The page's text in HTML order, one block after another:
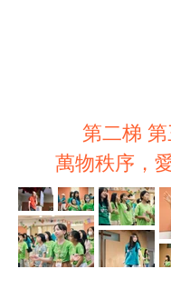
第二梯
萬物秩序，